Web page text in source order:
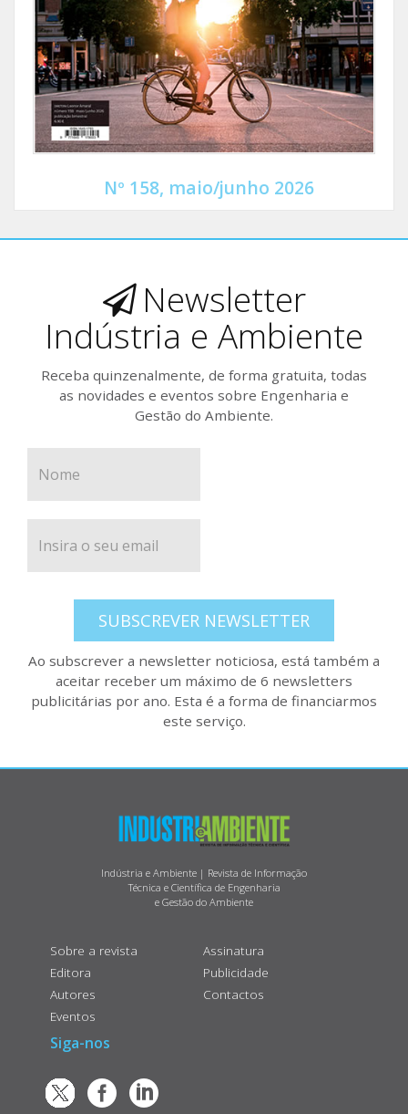
Nº 158, maio/junho 2026
Newsletter
Indústria e Ambiente
Receba quinzenalmente, de forma gratuita, todas
as novidades e eventos sobre Engenharia e
Gestão do Ambiente.
SUBSCREVER NEWSLETTER
Ao subscrever a newsletter noticiosa, está também a
aceitar receber um máximo de 6 newsletters
publicitárias por ano. Esta é a forma de financiarmos
este serviço.
Indústria e Ambiente | Revista de Informação
Técnica e Científica de Engenharia
e Gestão do Ambiente
Sobre a revista
Editora
Autores
Eventos
Assinatura
Publicidade
Contactos
Siga-nos